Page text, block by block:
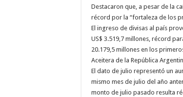
Destacaron que, a pesar de la
récord por la “fortaleza de los
El ingreso de divisas al país
US$ 3.519,7 millones, récord
20.179,5 millones en los
Aceitera de la República
El dato de julio representó un
mismo mes de julio del año
monto de julio pasado resulta